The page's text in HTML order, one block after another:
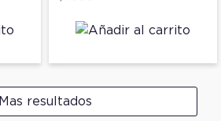
Mas resultados